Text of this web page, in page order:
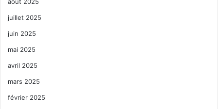
août 2025
juillet 2025
juin 2025
mai 2025
avril 2025
mars 2025
février 2025